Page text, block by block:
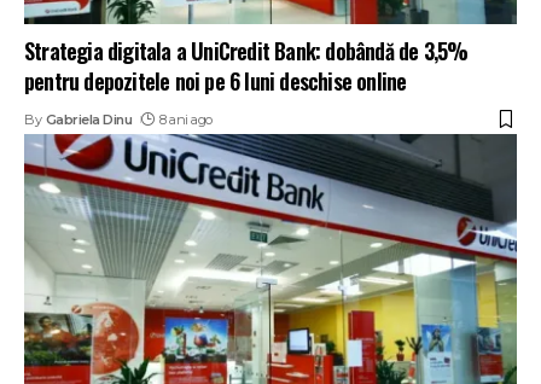
Strategia digitala a UniCredit Bank: dobândă de 3,5%
pentru depozitele noi pe 6 luni deschise online
By Gabriela Dinu 8 ani ago